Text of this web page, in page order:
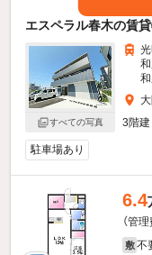
エスペラル春木の賃
すべての写真
3階建
駐車場あり
6.4
（管
敷 不